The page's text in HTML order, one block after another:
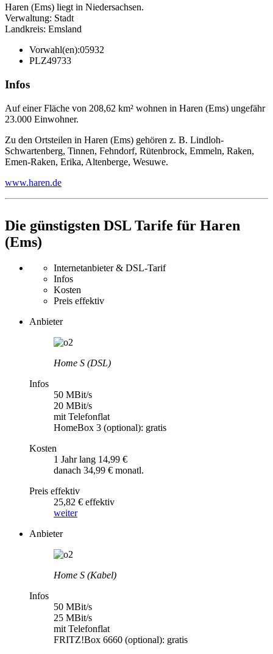
Haren (Ems) liegt in Niedersachsen.
Verwaltung: Stadt
Landkreis: Emsland
Vorwahl(en):05932
PLZ49733
Infos
Auf einer Fläche von 208,62 km² wohnen in Haren (Ems) ungefähr
23.000 Einwohner.
Zu den Ortsteilen in Haren (Ems) gehören z. B. Lindloh-
Schwartenberg, Tinnen, Fehndorf, Rütenbrock, Emmeln, Raken,
Emen-Raken, Erika, Altenberge, Wesuwe.
www.haren.de
Die günstigsten DSL Tarife für Haren
(Ems)
Internetanbieter & DSL-Tarif
Infos
Kosten
Preis effektiv
Anbieter
Home S (DSL)
Infos
50 MBit/s
20 MBit/s
mit Telefonflat
HomeBox 3 (optional): gratis
Kosten
1 Jahr lang 14,99 €
danach 34,99 € monatl.
Preis effektiv
25,82 € effektiv
weiter
Anbieter
Home S (Kabel)
Infos
50 MBit/s
25 MBit/s
mit Telefonflat
FRITZ!Box 6660 (optional): gratis